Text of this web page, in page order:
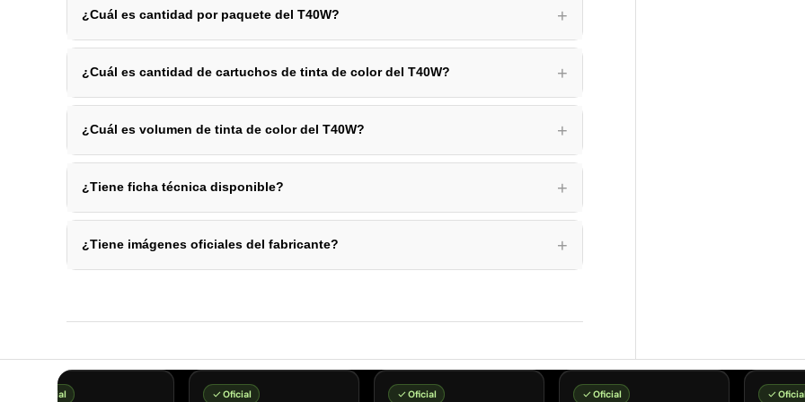
¿Cuál es cantidad por paquete del T40W? +
¿Cuál es cantidad de cartuchos de tinta de color del T40W? +
¿Cuál es volumen de tinta de color del T40W? +
¿Tiene ficha técnica disponible? +
¿Tiene imágenes oficiales del fabricante? +
Oficial Oficial Oficial Oficial